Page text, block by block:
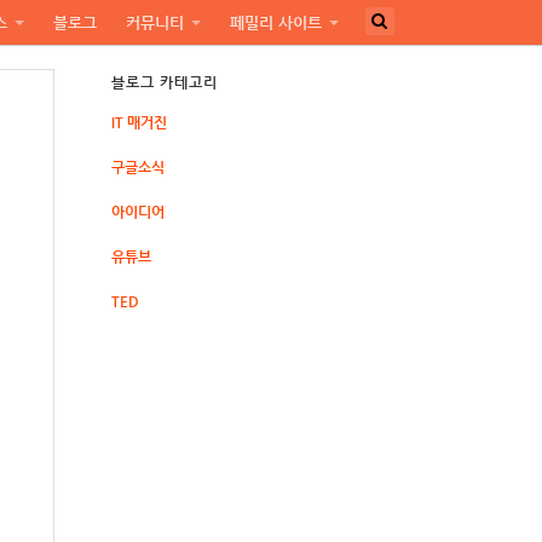
블로그 커뮤니티 페밀리 사이트
블로그 카테고리
IT 매거진
구글소식
아이디어
유튜브
TED